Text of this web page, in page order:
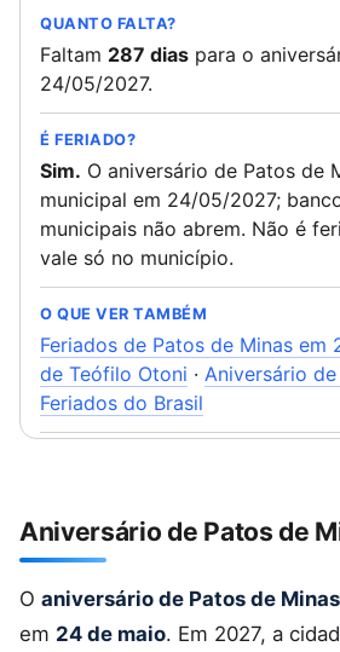
QUANTO FALTA?
Faltam 287 dias para o
24/05/2027.
É FERIADO?
Sim. O aniversário de Patos de
municipal em 24/05/2027;
municipais não abrem. Não é
vale só no município.
O QUE VER TAMBÉM
Feriados de Patos de Minas em
de Teófilo Otoni · Aniversário
Feriados do Brasil
Aniversário de Patos de
O aniversário de Patos de Minas
em 24 de maio. Em 2027, a